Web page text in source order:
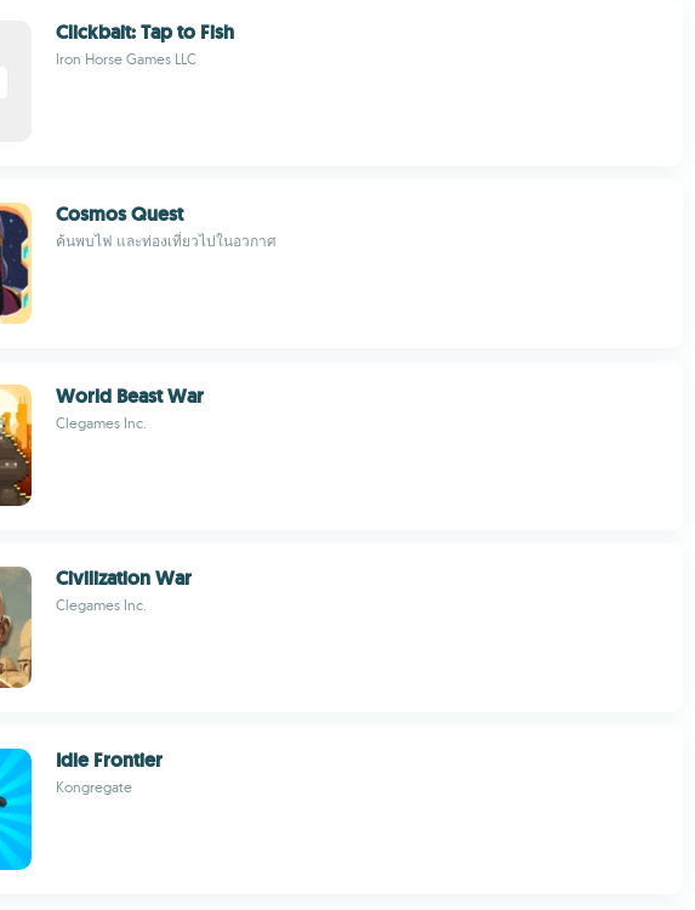
Clickbait: Tap to Fish
Iron Horse Games LLC
Cosmos Quest
ค้นพบไฟ และท่องเที่ยวไปในอวกาศ
World Beast War
Clegames Inc.
Civilization War
Clegames Inc.
Idle Frontier
Kongregate